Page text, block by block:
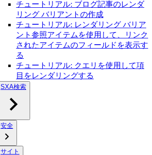
チュートリアル: ブログ記事のレンダ
リング バリアントの作成
チュートリアル: レンダリング バリア
ント参照アイテムを使用して、リンク
されたアイテムのフィールドを表示す
る
チュートリアル: クエリを使用して項
目をレンダリングする
SXA検索
安全
サイト